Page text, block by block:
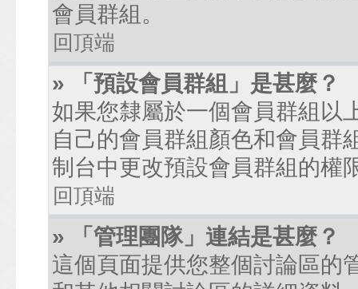
會員群組。
回頂端
» 「預設會員群組」是甚麼？
如果您隸屬於一個會員群組以
自己的會員群組顏色和會員群
制台中更改預設會員群組的權
回頂端
» 「管理團隊」連結是甚麼？
這個頁面提供您整個討論區的